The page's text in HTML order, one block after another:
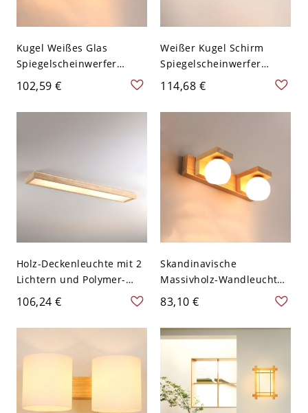
Kugel Weißes Glas
Spiegelscheinwerfer
Holzfarbe Holz Rückplatte
Bauschreiner Stil
Wandlampe - 2 110V-120V
102,59 €
Weißer Kugel Schirm
Spiegelscheinwerfer
Bauschreiner Stil
Holzfarbe Rechteck
Rückplatte Wandlampe -
114,68 €
Holz-Deckenleuchte mit 2
Lichtern und Polymer-
Schirm für den
Wohnbereich, fest
verdrahtet, für LED-Licht
106,24 €
Skandinavische
Massivholz-Wandleuchte
mit matten Glaskugeln für
Bad und Flur - 2 110V-
120V Holz
83,10 €